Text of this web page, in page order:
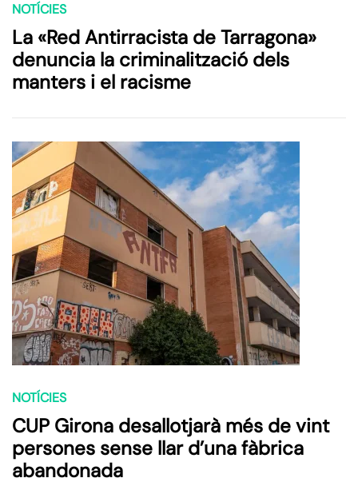
NOTÍCIES
La «Red Antirracista de Tarragona»
denuncia la criminalització dels
manters i el racisme
NOTÍCIES
CUP Girona desallotjarà més de vint
persones sense llar d’una fàbrica
abandonada